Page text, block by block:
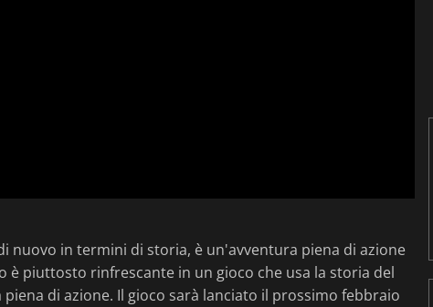
nuovo in termini di storia, è un'avventura piena di azione
è piuttosto rinfrescante in un gioco che usa la storia del
di azione. Il gioco sarà lanciato il prossimo febbraio